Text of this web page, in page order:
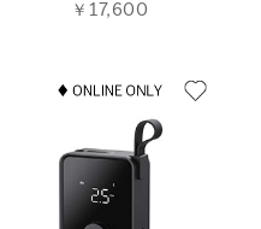
￥17,600